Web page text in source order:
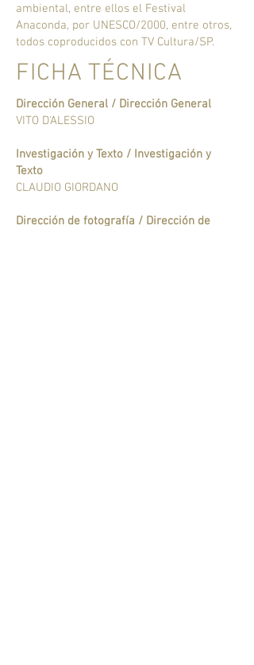
ambiental, entre ellos el Festival
Anaconda, por UNESCO/2000, entre otros,
todos coproducidos con TV Cultura/SP.
FICHA TÉCNICA
Dirección General / Dirección General
VITO D'ALESSIO
Investigación y Texto / Investigación y
Texto
CLAUDIO GIORDANO
Dirección de fotografía / Dirección de